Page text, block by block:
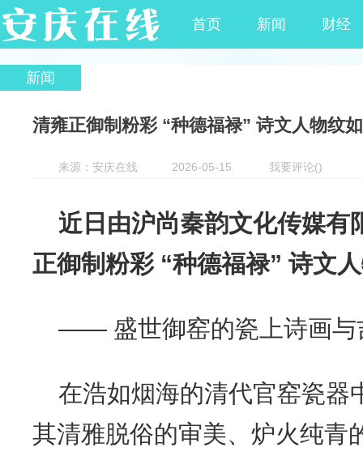
首页 新闻 财经
新闻
清雍正御制粉彩 “种德福禄” 诗文人物纹
来源：安庆在线 2026-05-15 我要评论()
近日由沪尚秦韵文化传媒有
正御制粉彩 “种德福禄” 诗文
—— 盛世御窑的瓷上诗画与
在浩如烟海的清代官窑瓷器
其清雅脱俗的审美、炉火纯青